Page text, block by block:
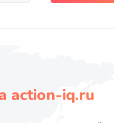
action-iq.ru